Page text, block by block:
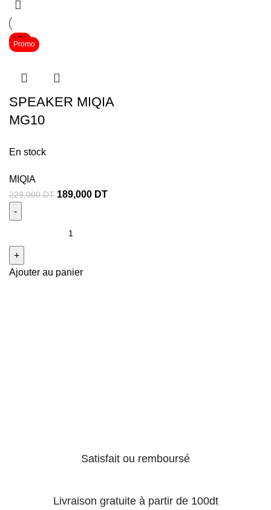
-17%
Promo
SPEAKER MIQIA
MG10
En stock
MIQIA
229,000DT 189,000 DT
Ajouter au panier
Satisfait ou remboursé
Livraison gratuite à partir de 100dt